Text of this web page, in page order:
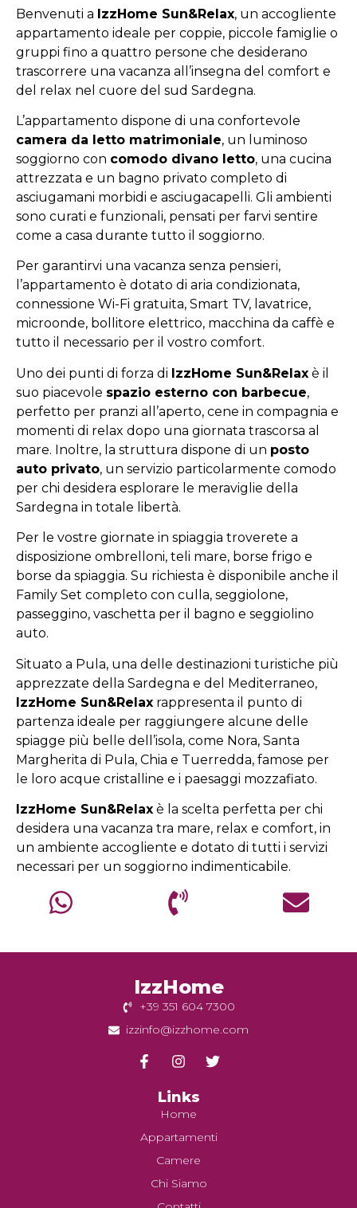
Benvenuti a IzzHome Sun&Relax, un accogliente
appartamento ideale per coppie, piccole famiglie o
gruppi fino a quattro persone che desiderano
trascorrere una vacanza all’insegna del comfort e
del relax nel cuore del sud Sardegna.
L’appartamento dispone di una confortevole
camera da letto matrimoniale, un luminoso
soggiorno con comodo divano letto, una cucina
attrezzata e un bagno privato completo di
asciugamani morbidi e asciugacapelli. Gli ambienti
sono curati e funzionali, pensati per farvi sentire
come a casa durante tutto il soggiorno.
Per garantirvi una vacanza senza pensieri,
l’appartamento è dotato di aria condizionata,
connessione Wi-Fi gratuita, Smart TV, lavatrice,
microonde, bollitore elettrico, macchina da caffè e
tutto il necessario per il vostro comfort.
Uno dei punti di forza di IzzHome Sun&Relax è il
suo piacevole spazio esterno con barbecue,
perfetto per pranzi all’aperto, cene in compagnia e
momenti di relax dopo una giornata trascorsa al
mare. Inoltre, la struttura dispone di un posto
auto privato, un servizio particolarmente comodo
per chi desidera esplorare le meraviglie della
Sardegna in totale libertà.
Per le vostre giornate in spiaggia troverete a
disposizione ombrelloni, teli mare, borse frigo e
borse da spiaggia. Su richiesta è disponibile anche il
Family Set completo con culla, seggiolone,
passeggino, vaschetta per il bagno e seggiolino
auto.
Situato a Pula, una delle destinazioni turistiche più
apprezzate della Sardegna e del Mediterraneo,
IzzHome Sun&Relax rappresenta il punto di
partenza ideale per raggiungere alcune delle
spiagge più belle dell’isola, come Nora, Santa
Margherita di Pula, Chia e Tuerredda, famose per
le loro acque cristalline e i paesaggi mozzafiato.
IzzHome Sun&Relax è la scelta perfetta per chi
desidera una vacanza tra mare, relax e comfort, in
un ambiente accogliente e dotato di tutti i servizi
necessari per un soggiorno indimenticabile.
IzzHome
+39 351 604 7300
izzinfo@izzhome.com
Links
Home
Appartamenti
Camere
Chi Siamo